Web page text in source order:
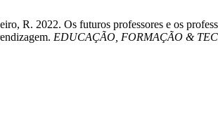
R. 2022. Os futuros professores e os
EDUCAÇÃO, FORMAÇÃO &